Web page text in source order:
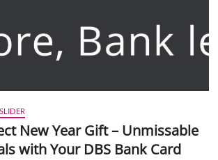
SLIDER
New Year Gift – Unmissable
with Your DBS Bank Card